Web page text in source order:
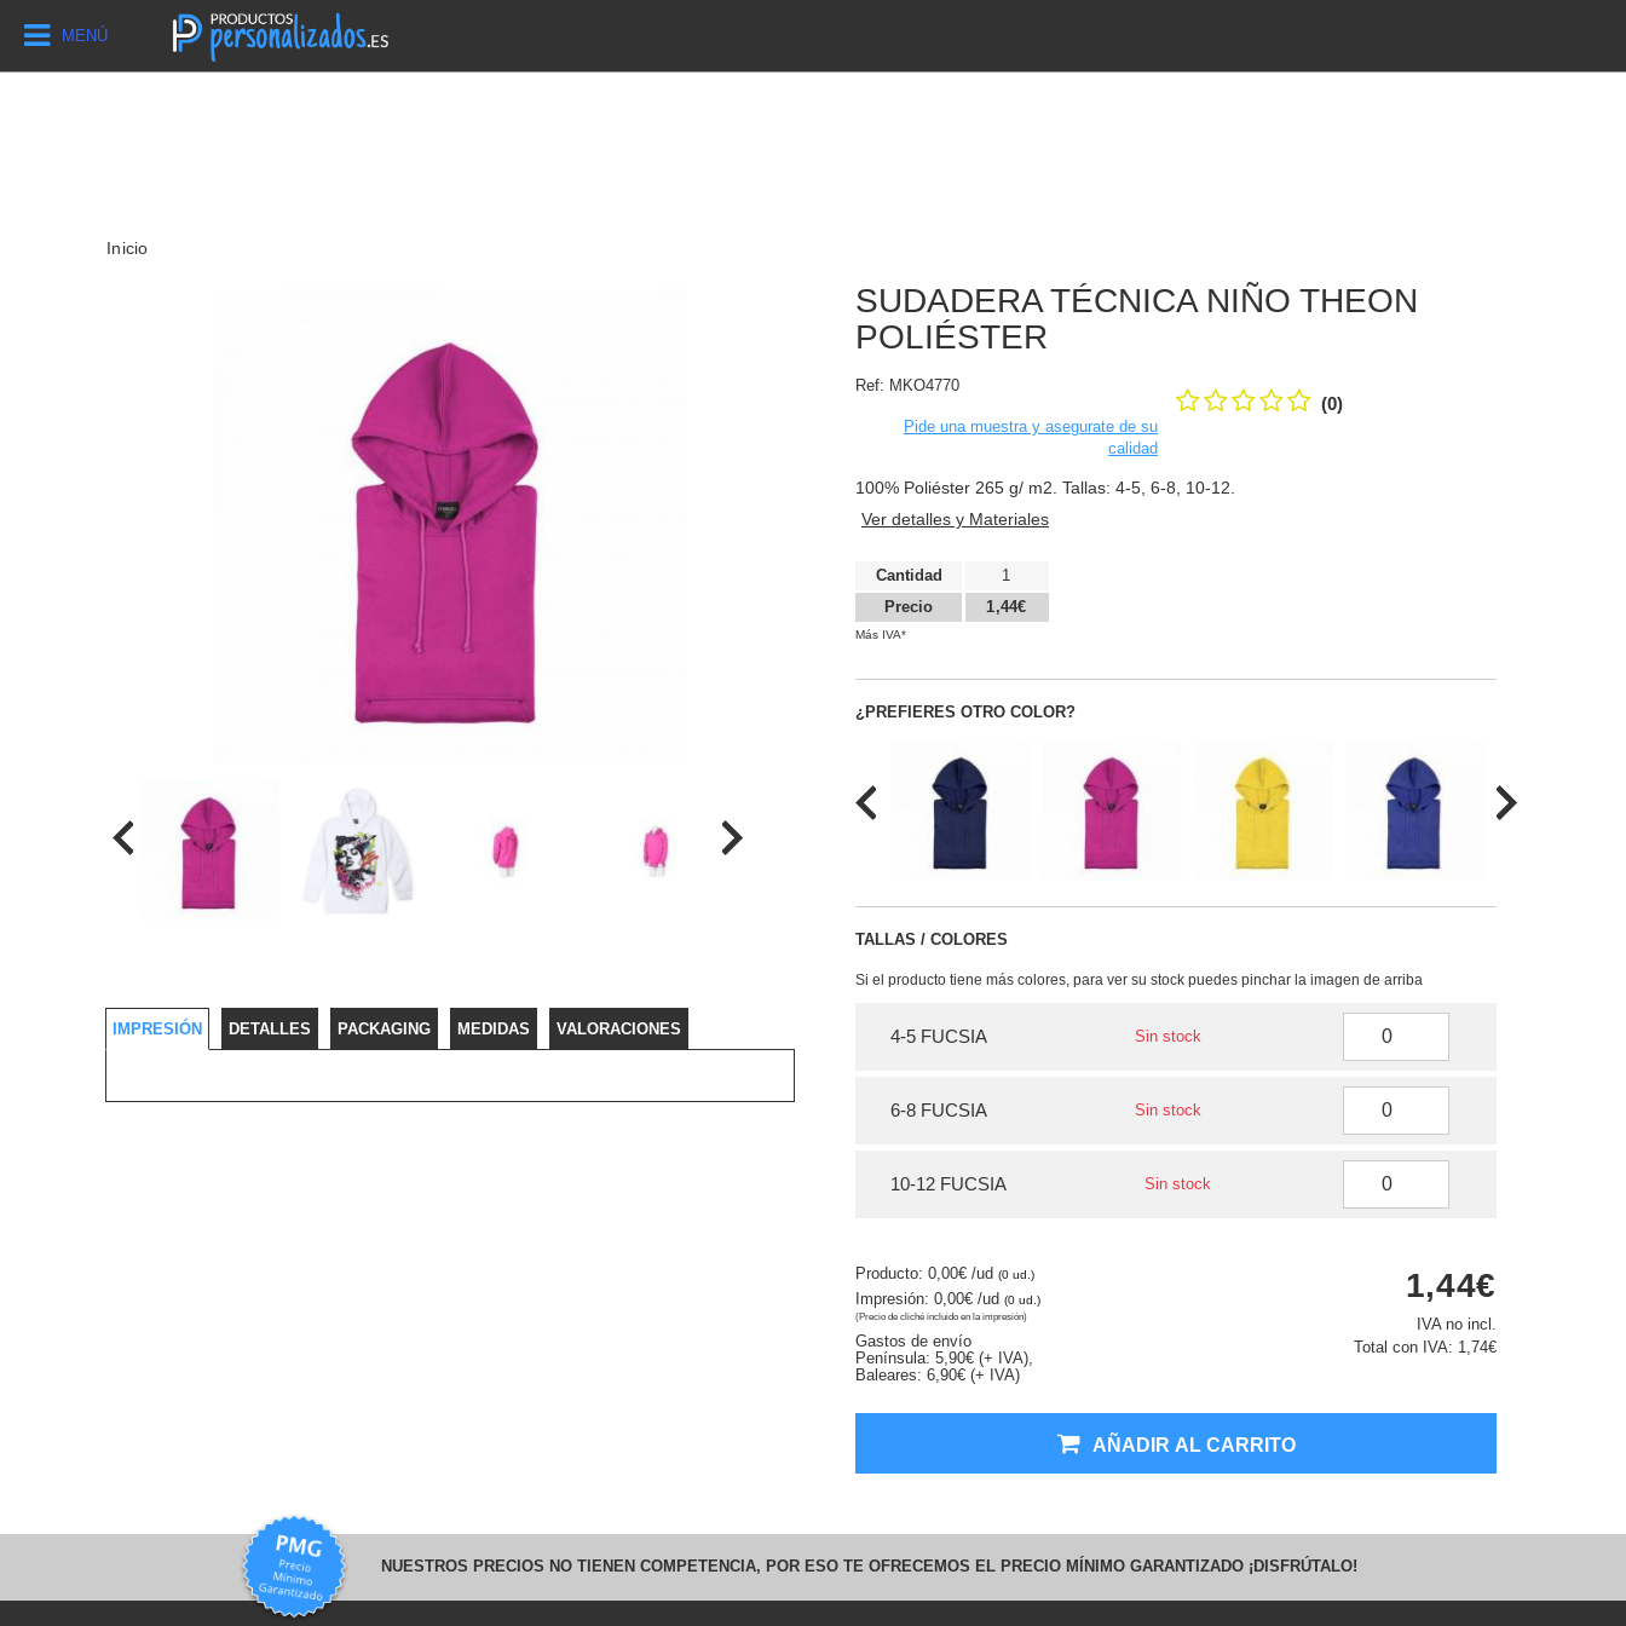
MENÚ
Inicio
IMPRESIÓN DETALLES PACKAGING MEDIDAS VALORACIONES
SUDADERA TÉCNICA NIÑO THEON
POLIÉSTER
Ref: MKO4770
(0)
Pide una muestra y asegurate de su
calidad
100% Poliéster 265 g/ m2. Tallas: 4-5, 6-8, 10-12.
Ver detalles y Materiales
Cantidad
Precio
1
1,44€
Más IVA*
¿PREFIERES OTRO COLOR?
TALLAS / COLORES
Si el producto tiene más colores, para ver su stock puedes pinchar la imagen de arriba
4-5 FUCSIA Sin stock
6-8 FUCSIA Sin stock
10-12 FUCSIA Sin stock
Producto: 0,00€ /ud (0 ud.)
Impresión: 0,00€ /ud (0 ud.)
(Precio de cliché incluido en la impresión)
Gastos de envío
Península: 5,90€ (+ IVA),
Baleares: 6,90€ (+ IVA)
1,44€
IVA no incl.
Total con IVA: 1,74€
AÑADIR AL CARRITO
NUESTROS PRECIOS NO TIENEN COMPETENCIA, POR ESO TE OFRECEMOS EL PRECIO MÍNIMO GARANTIZADO ¡DISFRÚTALO!